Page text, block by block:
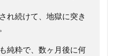
れ続けて、地獄に突き
純粋で、数ヶ月後に何